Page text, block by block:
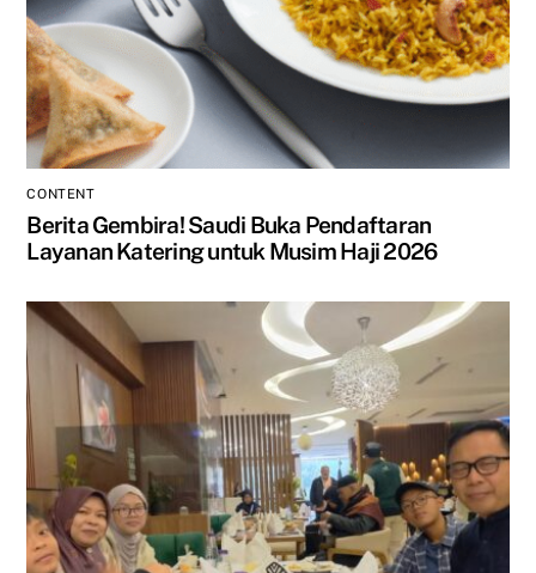
CONTENT
Berita Gembira! Saudi Buka Pendaftaran
Layanan Katering untuk Musim Haji 2026